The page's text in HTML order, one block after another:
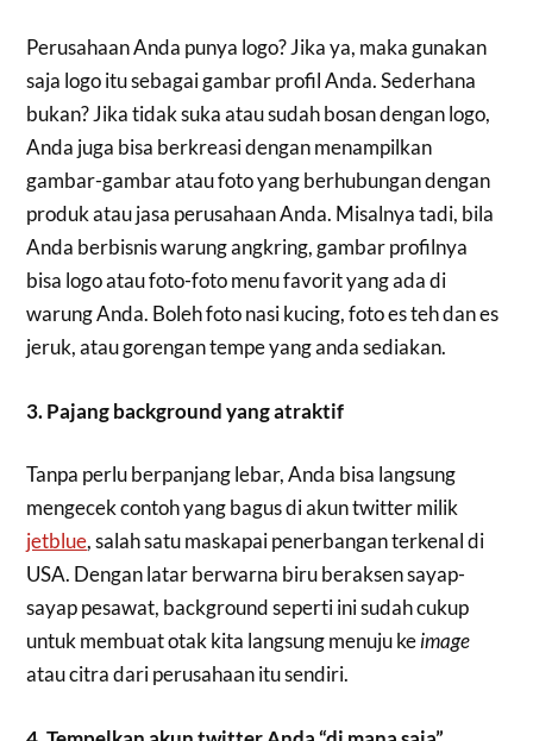
Perusahaan Anda punya logo? Jika ya, maka gunakan
saja logo itu sebagai gambar profil Anda. Sederhana
bukan? Jika tidak suka atau sudah bosan dengan logo,
Anda juga bisa berkreasi dengan menampilkan
gambar-gambar atau foto yang berhubungan dengan
produk atau jasa perusahaan Anda. Misalnya tadi, bila
Anda berbisnis warung angkring, gambar profilnya
bisa logo atau foto-foto menu favorit yang ada di
warung Anda. Boleh foto nasi kucing, foto es teh dan es
jeruk, atau gorengan tempe yang anda sediakan.
3. Pajang background yang atraktif
Tanpa perlu berpanjang lebar, Anda bisa langsung
mengecek contoh yang bagus di akun twitter milik
jetblue, salah satu maskapai penerbangan terkenal di
USA. Dengan latar berwarna biru beraksen sayap-
sayap pesawat, background seperti ini sudah cukup
untuk membuat otak kita langsung menuju keimage
atau citra dari perusahaan itu sendiri.